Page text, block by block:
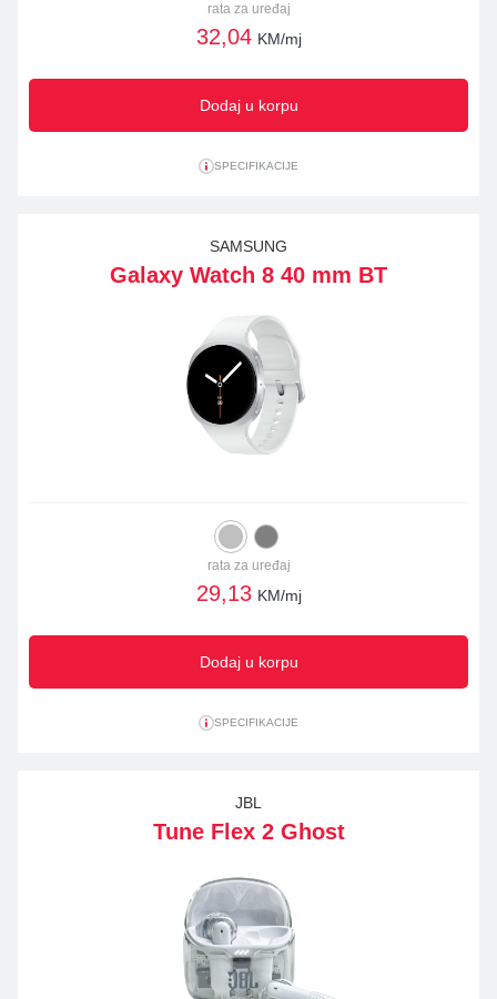
rata za uređaj
32,04 KM/mj
Dodaj u korpu
SPECIFIKACIJE
SAMSUNG
Galaxy Watch 8 40 mm BT
rata za uređaj
29,13 KM/mj
Dodaj u korpu
SPECIFIKACIJE
JBL
Tune Flex 2 Ghost